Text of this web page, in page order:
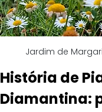
Jardim de
História de
Diamantina: